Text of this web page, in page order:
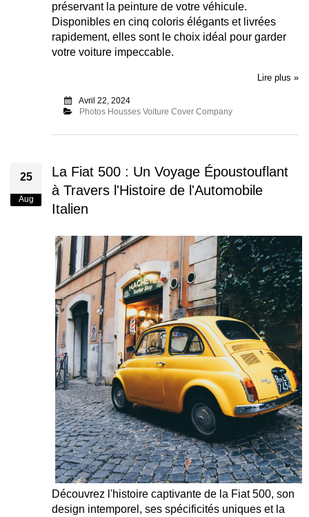
préservant la peinture de votre véhicule.
Disponibles en cinq coloris élégants et livrées
rapidement, elles sont le choix idéal pour garder
votre voiture impeccable.
Lire plus »
Avril 22, 2024
Photos Housses Voiture Cover Company
25
Aug
La Fiat 500 : Un Voyage Époustouflant
à Travers l'Histoire de l'Automobile
Italien
Découvrez l'histoire captivante de la Fiat 500, son
design intemporel, ses spécificités uniques et la